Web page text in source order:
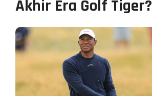
Akhir Era Golf Tiger?